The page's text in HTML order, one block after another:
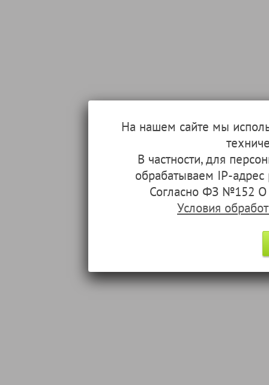
На нашем сайте мы
В частности, для
обрабатываем IP-
Согласно ФЗ №152 О
Условия